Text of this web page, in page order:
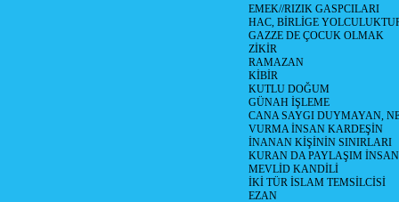
EMEK//RIZIK GASPCILARI
HAC, BİRLİGE
GAZZE DE ÇOCUK OLMAK
ZİKİR
RAMAZAN
KİBİR
KUTLU DOĞUM
GÜNAH İŞLEME
CANA SAYGI DUYMAYAN,
VURMA İNSAN KARDEŞİN
İNANAN KİŞİNİN SINIRLARI
KURAN DA PAYLAŞIM
MEVLİD KANDİLİ
İKİ TÜR İSLAM TEMSİLCİSİ
EZAN